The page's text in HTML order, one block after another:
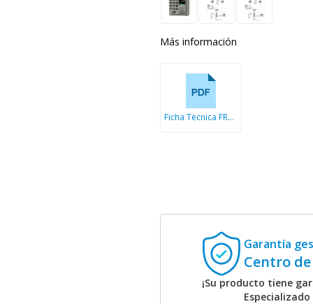
Más información
Ficha Técnica FR1300
Garantía
Centro
¡Su producto tiene
Especializado